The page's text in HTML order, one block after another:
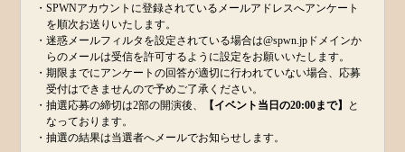
・SPWNアカウントに登録されているメールアドレスへアンケート
を順次お送りいたします。
・迷惑メールフィルタを設定されている場合は@spwn.jpドメインか
らのメールは受信を許可するように設定をお願いいたします。
・期限までにアンケートの回答が適切に行われていない場合、応募
受付はできませんので予めご了承ください。
・抽選応募の締切は2部の開演後、
【イベント当日の20:00まで】
と
なっております。
・抽選の結果は当選者へメールでお知らせします。